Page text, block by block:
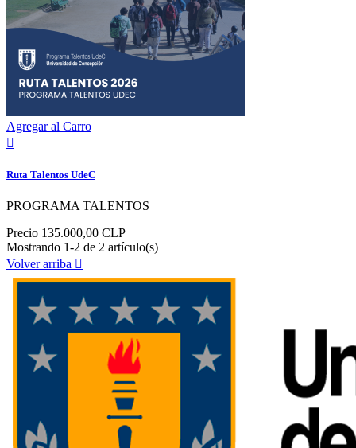
Agregar al Carro

Ruta Talentos UdeC
PROGRAMA TALENTOS
Precio 135.000,00 CLP
Mostrando 1-2 de 2 artículo(s)
Volver arriba 